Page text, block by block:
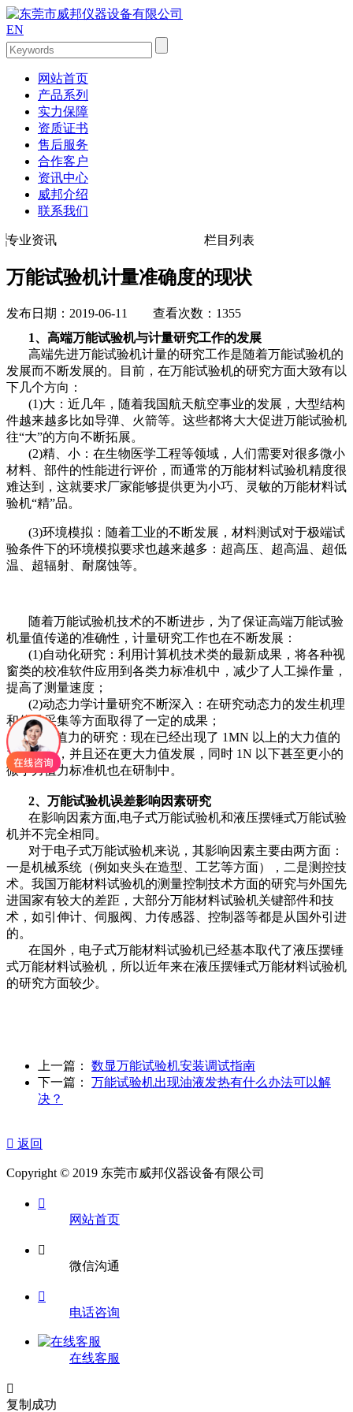
EN
网站首页
产品系列
实力保障
资质证书
售后服务
合作客户
资讯中心
威邦介绍
联系我们
专业资讯 栏目列表
万能试验机计量准确度的现状
发布日期：2019-06-11 查看次数：1355
1、高端万能试验机与计量研究工作的发展
高端先进万能试验机计量的研究工作是随着万能试验机的
发展而不断发展的。目前，在万能试验机的研究方面大致有以
下几个方向：
(1)大：近几年，随着我国航天航空事业的发展，大型结构
件越来越多比如导弹、火箭等。这些都将大大促进万能试验机
往“大”的方向不断拓展。
(2)精、小：在生物医学工程等领域，人们需要对很多微小
材料、部件的性能进行评价，而通常的万能材料试验机精度很
难达到，这就要求厂家能够提供更为小巧、灵敏的万能材料试
验机“精”品。
(3)环境模拟：随着工业的不断发展，材料测试对于极端试
验条件下的环境模拟要求也越来越多：超高压、超高温、超低
温、超辐射、耐腐蚀等。
随着万能试验机技术的不断进步，为了保证高端万能试验
机量值传递的准确性，计量研究工作也在不断发展：
(1)自动化研究：利用计算机技术类的最新成果，将各种视
窗类的校准软件应用到各类力标准机中，减少了人工操作量，
提高了测量速度；
(2)动态力学计量研究不断深入：在研究动态力的发生机理
和信号采集等方面取得了一定的成果；
(3)极值力的研究：现在已经出现了 1MN 以上的大力值的
力标准机，并且还在更大力值发展，同时 1N 以下甚至更小的
微小力值力标准机也在研制中。
2、万能试验机误差影响因素研究
在影响因素方面,电子式万能试验机和液压摆锤式万能试验
机并不完全相同。
对于电子式万能试验机来说，其影响因素主要由两方面：
一是机械系统（例如夹头在造型、工艺等方面），二是测控技
术。我国万能材料试验机的测量控制技术方面的研究与外国先
进国家有较大的差距，大部分万能材料试验机关键部件和技
术，如引伸计、伺服阀、力传感器、控制器等都是从国外引进
的。
在国外，电子式万能材料试验机已经基本取代了液压摆锤
式万能材料试验机，所以近年来在液压摆锤式万能材料试验机
的研究方面较少。
上一篇： 数显万能试验机安装调试指南
下一篇： 万能试验机出现油液发热有什么办法可以解
决？
 返回
Copyright © 2019 东莞市威邦仪器设备有限公司

网站首页

微信沟通

电话咨询
在线客服

复制成功